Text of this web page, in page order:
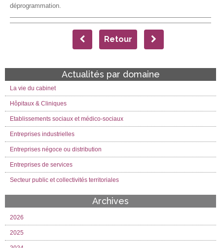
déprogrammation.
Retour
Actualités par domaine
La vie du cabinet
Hôpitaux & Cliniques
Etablissements sociaux et médico-sociaux
Entreprises industrielles
Entreprises négoce ou distribution
Entreprises de services
Secteur public et collectivités territoriales
Archives
2026
2025